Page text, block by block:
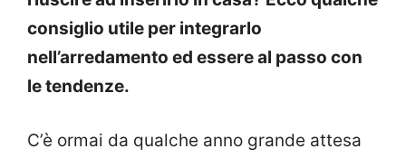
consiglio utile per integrarlo
nell’arredamento ed essere al passo con
le tendenze.
C’è ormai da qualche anno grande attesa